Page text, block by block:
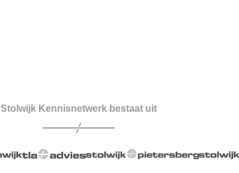
Stolwijk Kennisnetwerk bestaat uit